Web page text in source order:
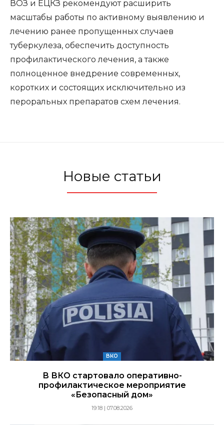
ВОЗ и ЕЦКЗ рекомендуют расширить
масштабы работы по активному выявлению и
лечению ранее пропущенных случаев
туберкулеза, обеспечить доступность
профилактического лечения, а также
полноценное внедрение современных,
коротких и состоящих исключительно из
пероральных препаратов схем лечения.
Новые статьи
ВКО
В ВКО стартовало оперативно-
профилактическое мероприятие
«Безопасный дом»
19:18 | 07.08.2026